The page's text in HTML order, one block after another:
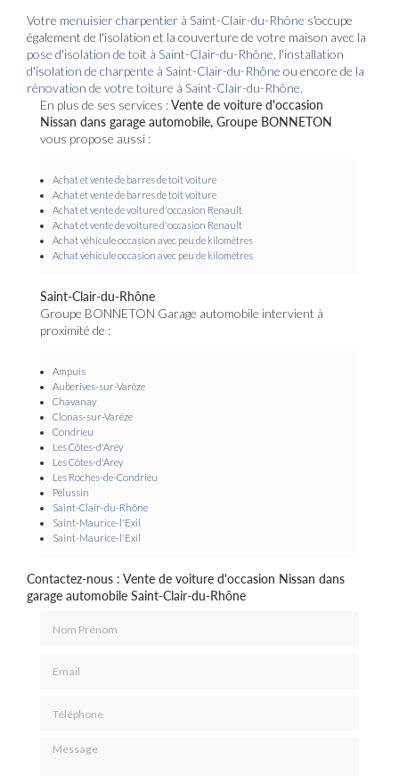
Votre menuisier charpentier à Saint-Clair-du-Rhône s'occupe
également de l'isolation et la couverture de votre maison avec la
pose d'isolation de toit à Saint-Clair-du-Rhône , l'installation
d'isolation de charpente à Saint-Clair-du-Rhône ou encore de la
rénovation de votre toiture à Saint-Clair-du-Rhône.
En plus de ses services :Vente de voiture d'occasion
Nissan dans garage automobile, Groupe BONNETON
vous propose aussi :
Achat et vente de barres de toit voiture
Achat et vente de barres de toit voiture
Achat et vente de voiture d'occasion Renault
Achat et vente de voiture d'occasion Renault
Achat véhicule occasion avec peu de kilomètres
Achat véhicule occasion avec peu de kilomètres
Saint-Clair-du-Rhône
Groupe BONNETON Garage automobile intervient à
proximité de :
Ampuis
Auberives-sur-Varèze
Chavanay
Clonas-sur-Varèze
Condrieu
Les Côtes-d'Arey
Les Côtes-d'Arey
Les Roches-de-Condrieu
Pélussin
Saint-Clair-du-Rhône
Saint-Maurice-l'Exil
Saint-Maurice-l'Exil
Contactez-nous : Vente de voiture d'occasion Nissan dans
garage automobile Saint-Clair-du-Rhône
Message